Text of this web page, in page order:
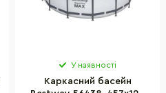
У наявності
Каркасний басейн